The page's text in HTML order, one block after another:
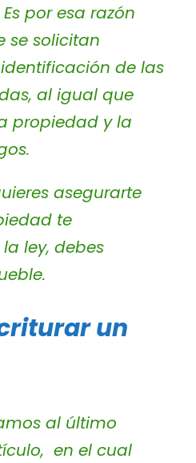
por esa razón
se solicitan
de las
al igual que
propiedad y la
asegurarte
te
ley, debes
un
al último
en el cual